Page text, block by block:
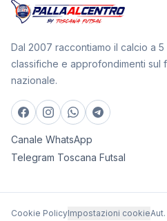
Dal 2007 raccontiamo il calcio a 5
classifiche e approfondimenti sul
nazionale.
Canale WhatsApp
Telegram Toscana Futsal
Cookie PolicyImpostazioni cookie